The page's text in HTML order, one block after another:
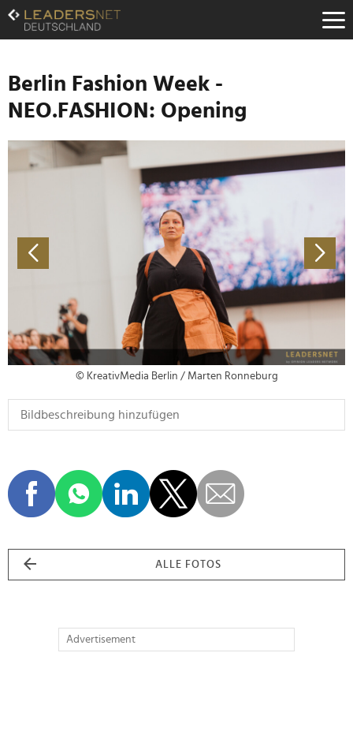
Zum
Inhalt
Zur
Navigation
Zur
Hauptnavigation
Berlin Fashion Week -
NEO.FASHION: Opening
© KreativMedia Berlin / Marten Ronneburg
ALLE FOTOS
Advertisement